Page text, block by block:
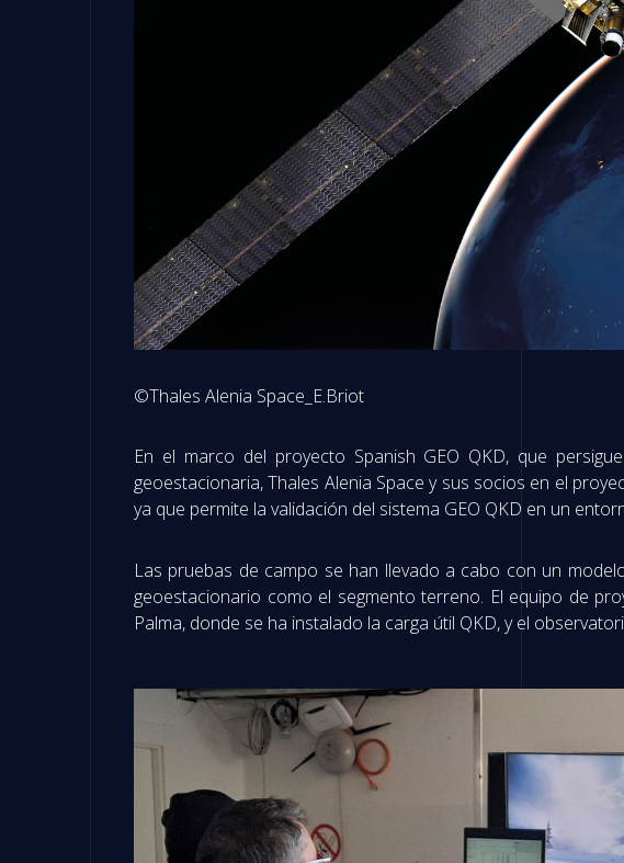
©Thales Alenia Space_E.Briot
En el marco del proyecto Spanish GEO QKD, que
geoestacionaria, Thales Alenia Space y sus socios en el
ya que permite la validación del sistema GEO QKD en un
Las pruebas de campo se han llevado a cabo con un
geoestacionario como el segmento terreno. El equipo de
Palma, donde se ha instalado la carga útil QKD, y el